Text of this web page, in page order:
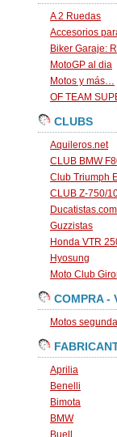
A 2 Ruedas
Accesorios
Biker Garaje:
MotoGP al dia
Motos y más…
OF TEAM
CLUBS
Aquileros.net
CLUB BMW
Club Triumph
CLUB Z-750/
Ducatistas.com
Guzzistas
Honda VTR
Hyosung
Moto Club
COMPRA -
Motos
Aprilia
Benelli
Bimota
BMW
Buell